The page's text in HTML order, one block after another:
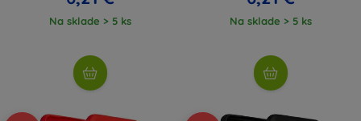
Na sklade > 5 ks Na sklade > 5 ks